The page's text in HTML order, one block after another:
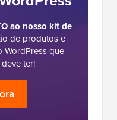
a Wikipedia do